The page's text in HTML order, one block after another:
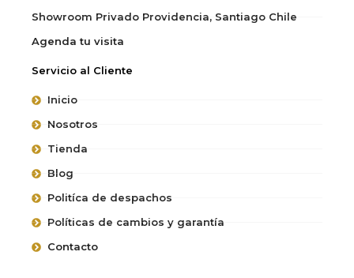
Showroom Privado Providencia, Santiago Chile
Agenda tu visita
Servicio al Cliente
Inicio
Nosotros
Tienda
Blog
Politíca de despachos
Políticas de cambios y garantía
Contacto